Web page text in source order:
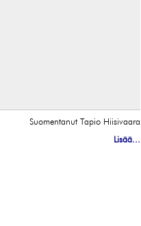
Suomentanut Tapio Hiisivaara
Lisää...